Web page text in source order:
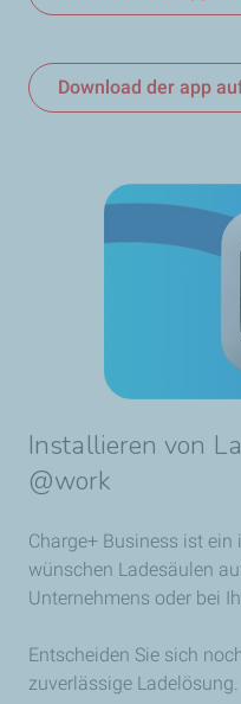
Download der app
Installieren von
@work
Charge+ Business ist
wünschen Ladesäulen
Unternehmens oder bei
Entscheiden Sie sich
zuverlässige Ladelösung.